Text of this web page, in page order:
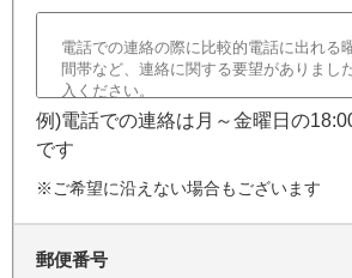
例)電話での連絡は月～金曜日の
です
※ご希望に沿えない場合もございます
郵便番号